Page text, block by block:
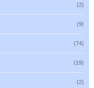
(2)
(9)
(74)
(19)
(2)